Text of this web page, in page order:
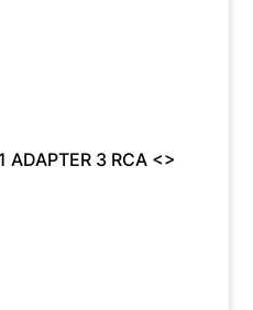
3 RCA <>